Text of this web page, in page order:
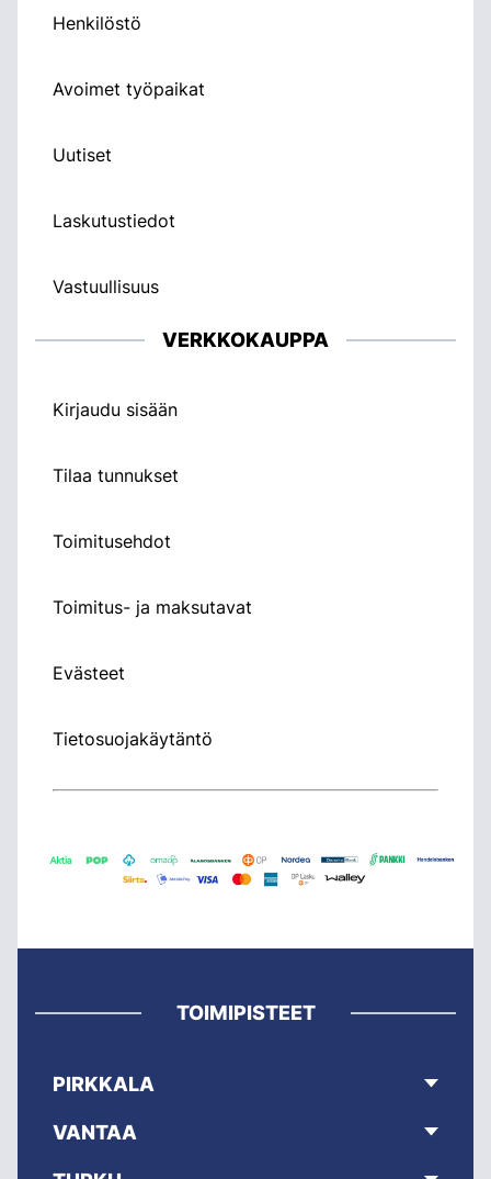
Henkilöstö
Avoimet työpaikat
Uutiset
Laskutustiedot
Vastuullisuus
VERKKOKAUPPA
Kirjaudu sisään
Tilaa tunnukset
Toimitusehdot
Toimitus- ja maksutavat
Evästeet
Tietosuojakäytäntö
TOIMIPISTEET
PIRKKALA
VANTAA